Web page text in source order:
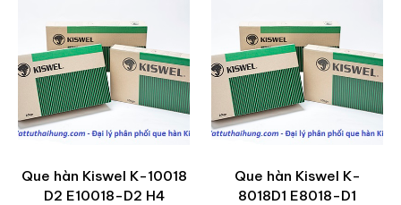
Que hàn Kiswel K-10018
D2 E10018-D2 H4
Que hàn Kiswel K-
8018D1 E8018-D1